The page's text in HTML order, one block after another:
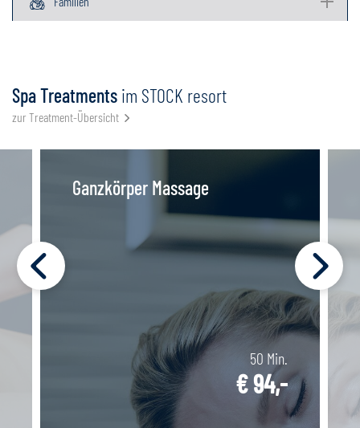
Spa Treatments im STOCK resort
zur Treatment-Übersicht
Ganzkörper Massage
50 Min.
€ 94,-